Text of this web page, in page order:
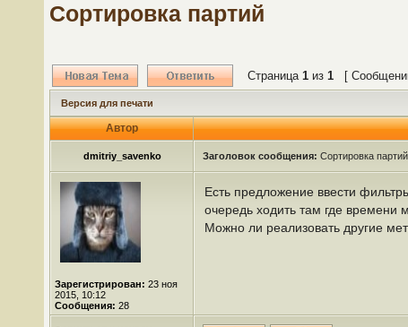
Сортировка партий
Страница 1 из 1 [
Версия для печати
Автор
dmitriy_savenko Заголовок сообщения: Сортировка партий
Зарегистрирован: 23 ноя
2015, 10:12
Сообщения: 28
Есть предложение ввести
очередь ходить там где времени
Можно ли реализовать другие